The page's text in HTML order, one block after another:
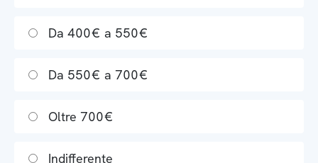
Da 400€ a 550€
Da 550€ a 700€
Oltre 700€
Indifferente